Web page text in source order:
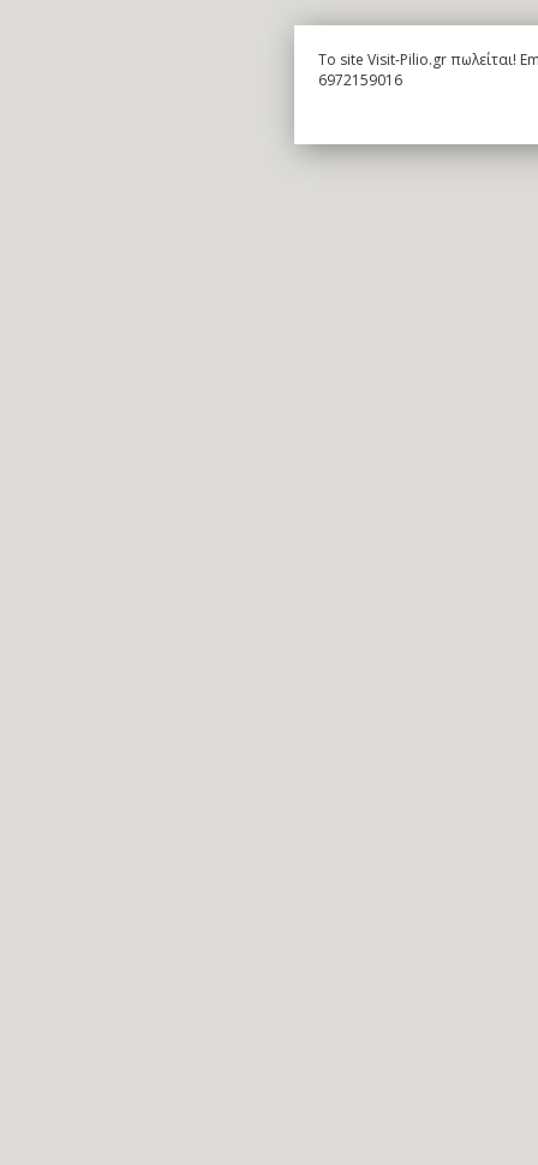
To site Visit-Pilio.gr πωλείται!
6972159016